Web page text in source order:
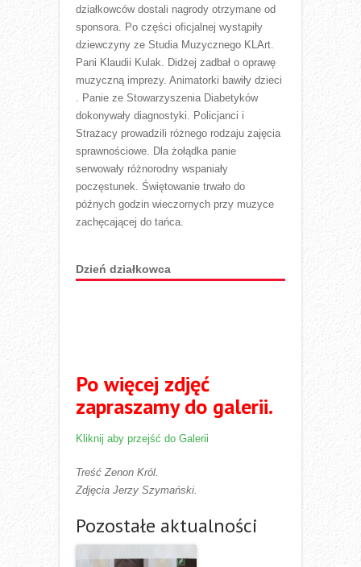
działkowców dostali nagrody otrzymane od
sponsora. Po części oficjalnej wystąpiły
dziewczyny ze Studia Muzycznego KLArt.
Pani Klaudii Kulak. Didżej zadbał o oprawę
muzyczną imprezy. Animatorki bawiły dzieci
. Panie ze Stowarzyszenia Diabetyków
dokonywały diagnostyki. Policjanci i
Strażacy prowadzili różnego rodzaju zajęcia
sprawnościowe. Dla żołądka panie
serwowały różnorodny wspaniały
poczęstunek. Świętowanie trwało do
późnych godzin wieczornych przy muzyce
zachęcającej do tańca.
Dzień działkowca
Po więcej zdjęć
zapraszamy do galerii.
Kliknij aby przejść do Galerii
Treść Zenon Król.
Zdjęcia Jerzy Szymański.
Pozostałe aktualności